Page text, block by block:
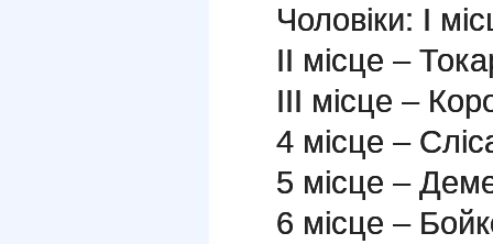
Чоловіки: І
ІІ місце –
ІІІ місце –
4 місце –
5 місце –
6 місце –